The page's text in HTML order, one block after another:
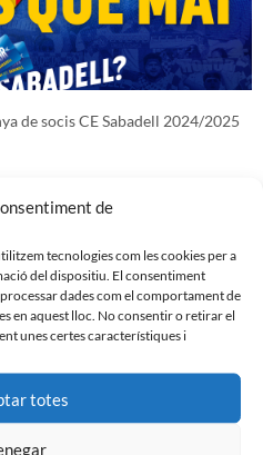
de
tecnologies com les cookies per a
del dispositiu. El consentiment
dades com el comportament de
en aquest lloc. No consentir o retirar el
unes certes característiques i
totes
socis CE Sabadell 2024/2025